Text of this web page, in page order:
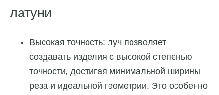
латуни
Высокая точность: луч позволяет
создавать изделия с высокой степенью
точности, достигая минимальной ширины
реза и идеальной геометрии. Это особенно